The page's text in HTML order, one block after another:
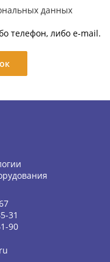
данных
телефон, либо e-mail.
31
90